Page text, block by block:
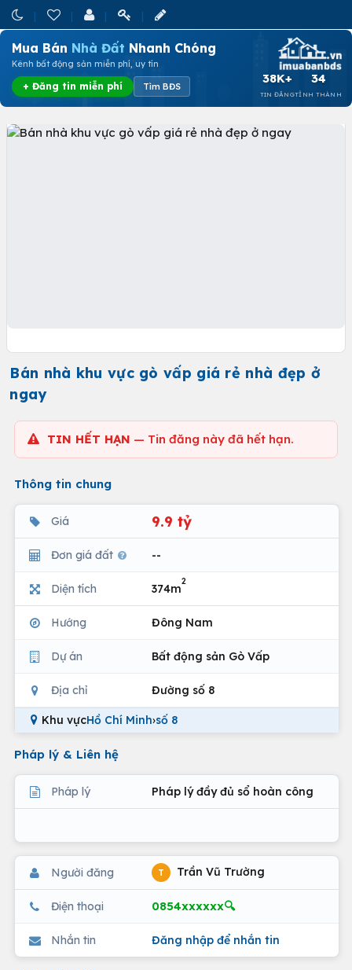
Mua Bán Nhà Đất Nhanh Chóng
Kênh bất động sản miễn phí, uy tín
+ Đăng tin miễn phí Tìm BĐS
38K+
TIN ĐĂNG
34
TỈNH THÀNH
Bán nhà khu vực gò vấp giá rẻ nhà đẹp ở
ngay
TIN HẾT HẠN — Tin đăng này đã hết hạn.
Thông tin chung
Giá 9.9 tỷ
Đơn giá đất --
Diện tích 374m
2
Hướng Đông Nam
Dự án Bất động sản Gò Vấp
Địa chỉ Đường số 8
Khu vựcHồ Chí Minh›số 8
Pháp lý & Liên hệ
Pháp lý Pháp lý đầy đủ sổ hoàn công
Người đăng T Trần Vũ Trường
Điện thoại 0854xxxxxx🔍
Nhắn tin Đăng nhập để nhắn tin